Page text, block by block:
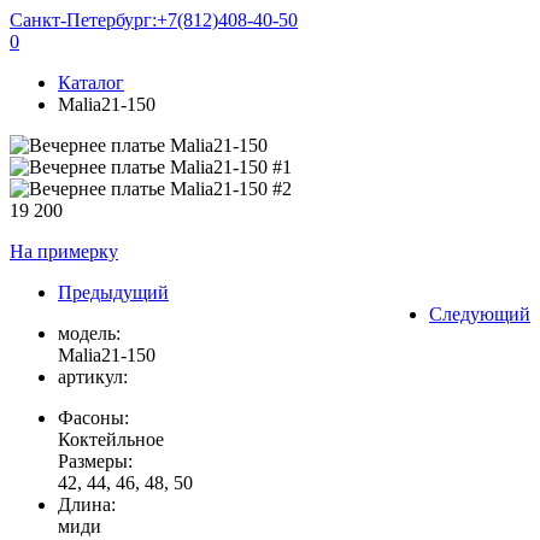
Санкт-Петербург:+7(812)408-40-50
0
Каталог
Malia21-150
19 200
На примерку
Предыдущий
Следующий
модель:
Malia21-150
артикул:
Фасоны:
Коктейльное
Размеры:
42, 44, 46, 48, 50
Длина:
миди